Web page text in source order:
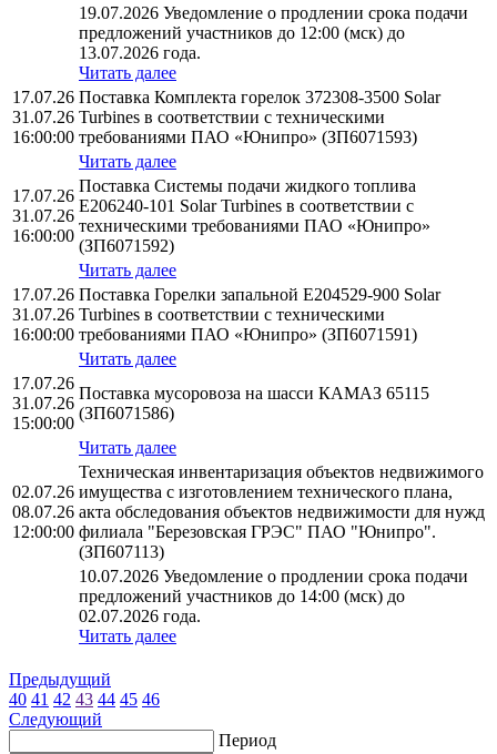
19.07.2026 Уведомление о продлении срока подачи
предложений участников до 12:00 (мск) до
13.07.2026 года.
Читать далее
17.07.26
31.07.26
16:00:00
Поставка Комплекта горелок 372308-3500 Solar
Turbines в соответствии с техническими
требованиями ПАО «Юнипро» (ЗП6071593)
Читать далее
17.07.26
31.07.26
16:00:00
Поставка Системы подачи жидкого топлива
E206240-101 Solar Turbines в соответствии с
техническими требованиями ПАО «Юнипро»
(ЗП6071592)
Читать далее
17.07.26
31.07.26
16:00:00
Поставка Горелки запальной E204529-900 Solar
Turbines в соответствии с техническими
требованиями ПАО «Юнипро» (ЗП6071591)
Читать далее
17.07.26
31.07.26
15:00:00
Поставка мусоровоза на шасси КАМАЗ 65115
(ЗП6071586)
Читать далее
02.07.26
08.07.26
12:00:00
Техническая инвентаризация объектов недвижимого
имущества с изготовлением технического плана,
акта обследования объектов недвижимости для нужд
филиала "Березовская ГРЭС" ПАО "Юнипро".
(ЗП607113)
10.07.2026 Уведомление о продлении срока подачи
предложений участников до 14:00 (мск) до
02.07.2026 года.
Читать далее
Предыдущий
40 41 42 43 44 45 46
Следующий
Период